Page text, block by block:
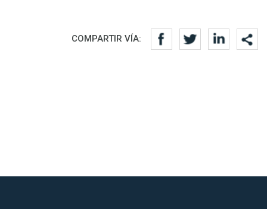
Redes sociales
COMPARTIR VÍA: